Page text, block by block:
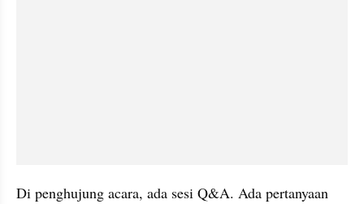
Di penghujung acara, ada sesi Q&A. Ada pertanyaan